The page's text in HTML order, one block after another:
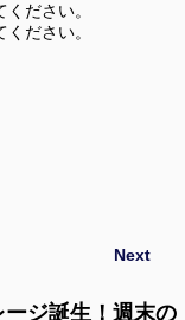
Next
ジ誕生！週末の